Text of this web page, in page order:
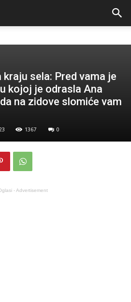
kraju sela: Pred vama je
kojoj je odrasla Ana
na zidove slomiće vam
1367 0
- Advertisement